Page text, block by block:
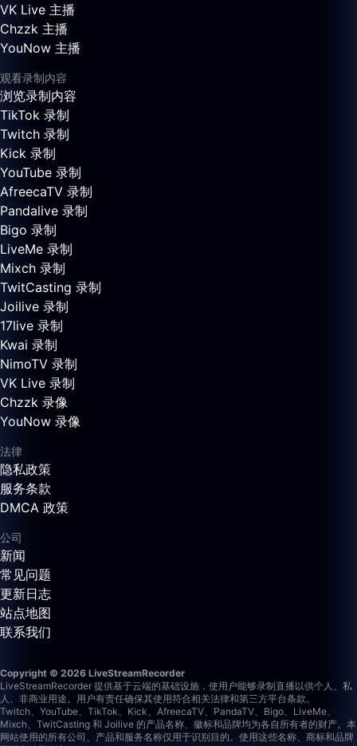
VK Live 主播
Chzzk 主播
YouNow 主播
观看录制内容
浏览录制内容
TikTok 录制
Twitch 录制
Kick 录制
YouTube 录制
AfreecaTV 录制
Pandalive 录制
Bigo 录制
LiveMe 录制
Mixch 录制
TwitCasting 录制
Joilive 录制
17live 录制
Kwai 录制
NimoTV 录制
VK Live 录制
Chzzk 录像
YouNow 录像
法律
隐私政策
服务条款
DMCA 政策
公司
新闻
常见问题
更新日志
站点地图
联系我们
Copyright © 2026 LiveStreamRecorder
LiveStreamRecorder 提供基于云端的基础设施，使用户能够录制直播以供个人、私
人、非商业用途。用户有责任确保其使用符合相关法律和第三方平台条款。
Twitch、YouTube、TikTok、Kick、AfreecaTV、PandaTV、Bigo、LiveMe、
Mixch、TwitCasting 和 Joilive 的产品名称、徽标和品牌均为各自所有者的财产。本
网站使用的所有公司、产品和服务名称仅用于识别目的。使用这些名称、商标和品牌